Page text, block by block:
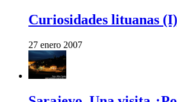
Curiosidades lituanas (I)
27 enero 2007